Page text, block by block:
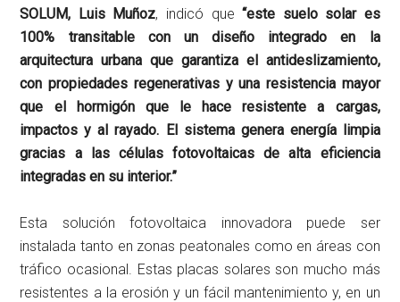
SOLUM, Luis Muñoz, indicó que“este suelo solar es
100% transitable con un diseño integrado en la
arquitectura urbana que garantiza el antideslizamiento,
con propiedades regenerativas y una resistencia mayor
que el hormigón que le hace resistente a cargas,
impactos y al rayado. El sistema genera energía limpia
gracias a las células fotovoltaicas de alta eficiencia
integradas en su interior.”
Esta solución fotovoltaica innovadora puede ser
instalada tanto en zonas peatonales como en áreas con
tráfico ocasional. Estas placas solares son mucho más
resistentes a la erosión y un fácil mantenimiento y, en un